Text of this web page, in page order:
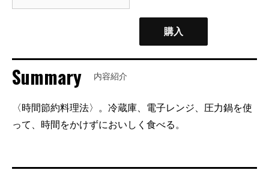
購入
Summary 内容紹介
〈時間節約料理法〉。冷蔵庫、電子レンジ、圧力鍋を使
って、時間をかけずにおいしく食べる。